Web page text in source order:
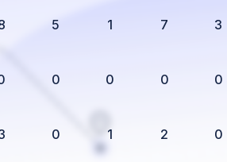
5 1 7 3
0 0 0 0
0 1 2 0